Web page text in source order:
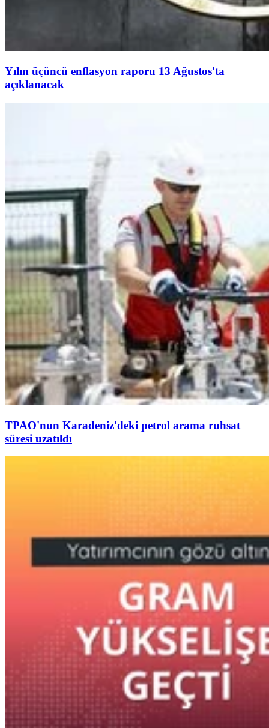
Yılın üçüncü enflasyon raporu 13 Ağustos'ta
açıklanacak
TPAO'nun Karadeniz'deki petrol arama ruhsat
süresi uzatıldı